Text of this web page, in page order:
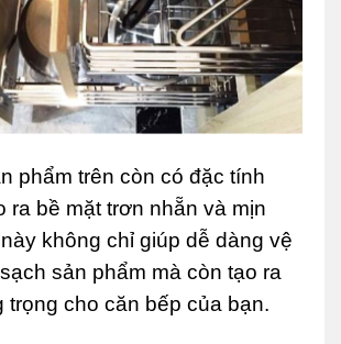
phẩm trên còn có đặc tính
ra bề mặt trơn nhẵn và mịn
không chỉ giúp dễ dàng vệ
sản phẩm mà còn tạo ra
trọng cho căn bếp của bạn.